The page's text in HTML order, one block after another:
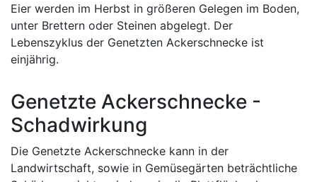
Eier werden im Herbst in größeren Gelegen im Boden,
unter Brettern oder Steinen abgelegt. Der
Lebenszyklus der Genetzten Ackerschnecke ist
einjährig.
Genetzte Ackerschnecke -
Schadwirkung
Die Genetzte Ackerschnecke kann in der
Landwirtschaft, sowie in Gemüsegärten beträchtliche